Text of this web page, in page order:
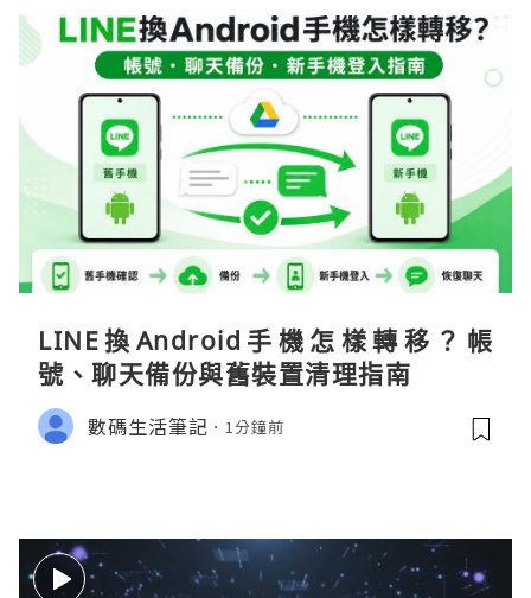
LINE換Android手機怎樣轉移？帳
號、聊天備份與舊裝置清理指南
數碼生活筆記 1分鐘前